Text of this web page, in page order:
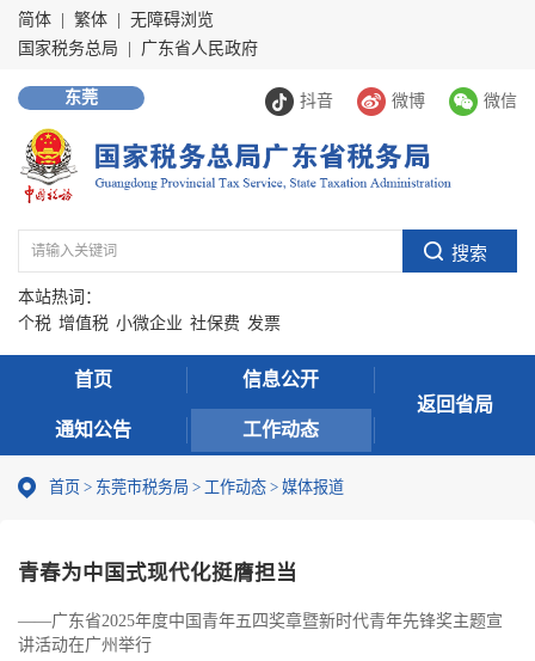
简体 繁体
无障碍浏览
国家税务总局
广东省人民政府
抖音 微博 微信
东莞
本站热词：
个税 增值税 小微企业 社保费 发票
首页 信息公开
通知公告 工作动态
返回省局
首页 > 东莞市税务局 > 工作动态 > 媒体报道
青春为中国式现代化挺膺担当
——广东省2025年度中国青年五四奖章暨新时代青年先锋奖主题宣
讲活动在广州举行